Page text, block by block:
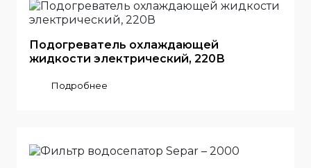
Подогреватель охлаждающей
жидкости электрический, 220В
Подробнее